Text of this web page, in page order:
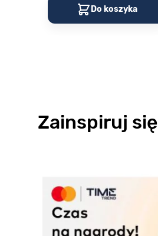
Do koszyka
Zainspiruj się